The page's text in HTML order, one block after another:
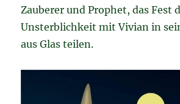
Zauberer und Prophet, das Fest
Unsterblichkeit mit Vivian in
aus Glas teilen.